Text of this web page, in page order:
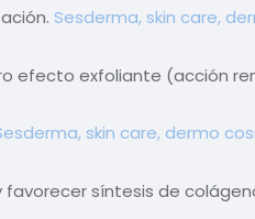
Sesderma, skin care,
efecto exfoliante (acción
skin care, dermo
síntesis de